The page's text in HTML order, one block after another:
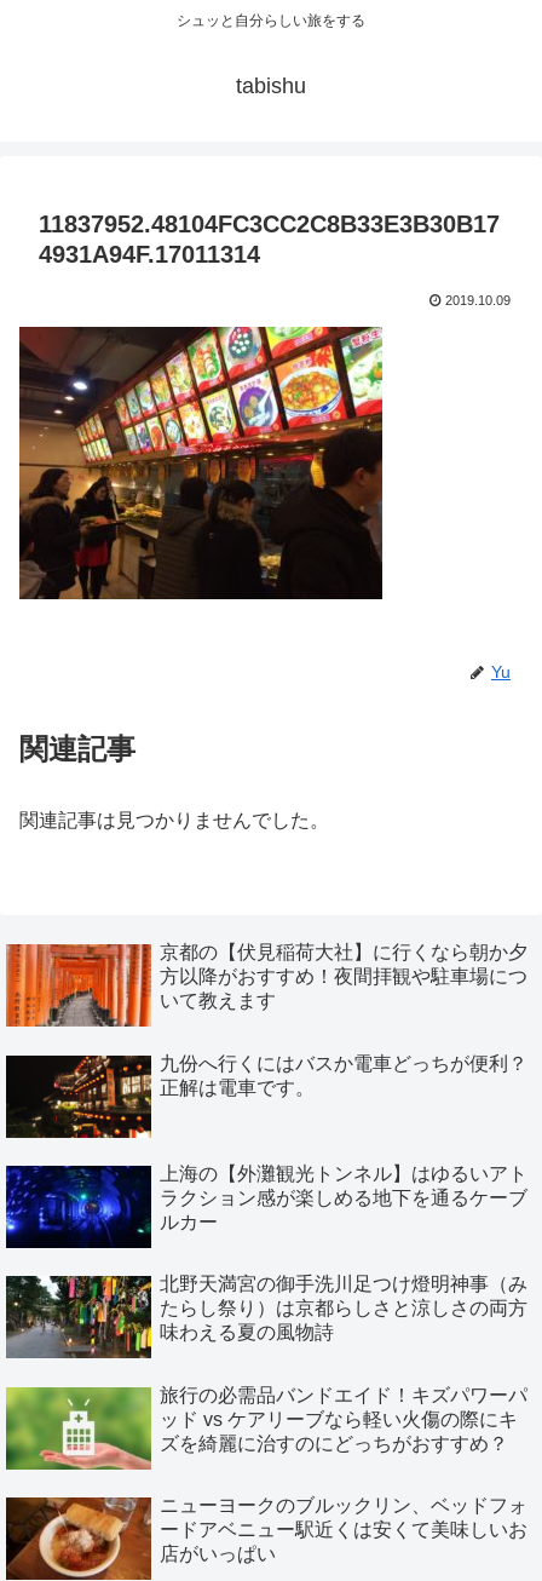
シュッと自分らしい旅をする
tabishu
11837952.48104FC3CC2C8B33E3B30B17
4931A94F.17011314
2019.10.09
Yu
関連記事
関連記事は見つかりませんでした。
京都の【伏見稲荷大社】に行くなら朝か夕
方以降がおすすめ！夜間拝観や駐車場につ
いて教えます
九份へ行くにはバスか電車どっちが便利？
正解は電車です。
上海の【外灘観光トンネル】はゆるいアト
ラクション感が楽しめる地下を通るケーブ
ルカー
北野天満宮の御手洗川足つけ燈明神事（み
たらし祭り）は京都らしさと涼しさの両方
味わえる夏の風物詩
旅行の必需品バンドエイド！キズパワーパ
ッド vs ケアリーブなら軽い火傷の際にキ
ズを綺麗に治すのにどっちがおすすめ？
ニューヨークのブルックリン、ベッドフォ
ードアベニュー駅近くは安くて美味しいお
店がいっぱい